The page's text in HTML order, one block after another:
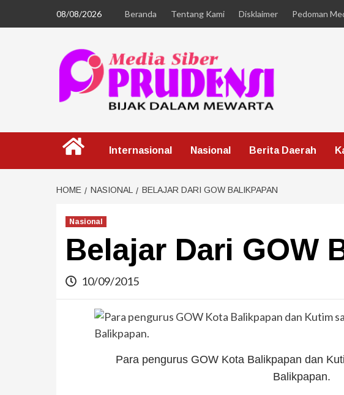
08/08/2026 Beranda Tentang Kami Disklaimer Pedoman
Internasional Nasional Berita Daerah
HOME NASIONAL BELAJAR DARI GOW BALIKPAPAN
Nasional
Belajar Dari GOW
10/09/2015
Para pengurus GOW Kota Balikpapan dan
Balikpapan.